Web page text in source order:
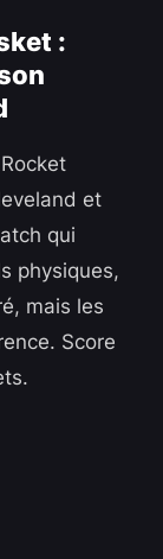
:
et
qui
physiques,
mais les
Score